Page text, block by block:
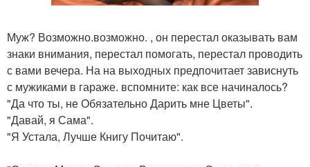
Муж? Возможно.возможно. , он перестал оказывать вам
знаки внимания, перестал помогать, перестал проводить
с вами вечера. На на выходных предпочитает зависнуть
с мужиками в гараже. вспомните: как все начиналось?
"Да что ты, не Обязательно Дарить мне Цветы".
"Давай, я Сама".
"Я Устала, Лучше Книгу Почитаю".